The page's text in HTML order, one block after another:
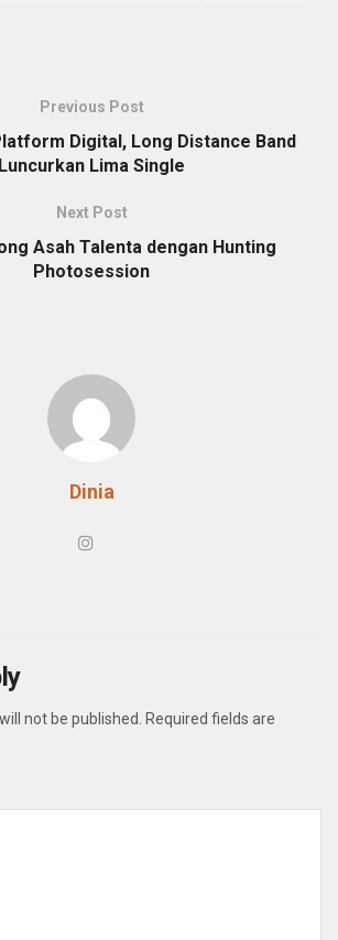
Previous Post
Digital, Long Distance Band
Luncurkan Lima Single
Next Post
Asah Talenta dengan Hunting
Photosession
Dinia
not be published.
Required fields are